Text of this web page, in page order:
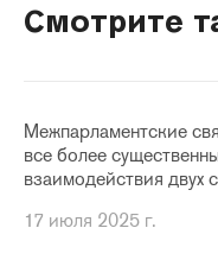
Смотрите
Межпарламентские
все более
взаимодействия двух
17 июля 2025 г.